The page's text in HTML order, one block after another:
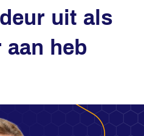
uit als
heb